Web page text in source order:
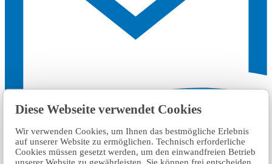
Diese Webseite verwendet Cookies
Wir verwenden Cookies, um Ihnen das bestmögliche Erlebnis
auf unserer Website zu ermöglichen. Technisch erforderliche
Cookies müssen gesetzt werden, um den einwandfreien Betrieb
unserer Website zu gewährleisten. Sie können frei entscheiden,
اكتب رسالة بريد الكتروني
ساعات العمل